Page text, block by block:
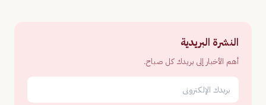
النشرة البريدية
أهم الأخبار إلى بريدك كل صباح.